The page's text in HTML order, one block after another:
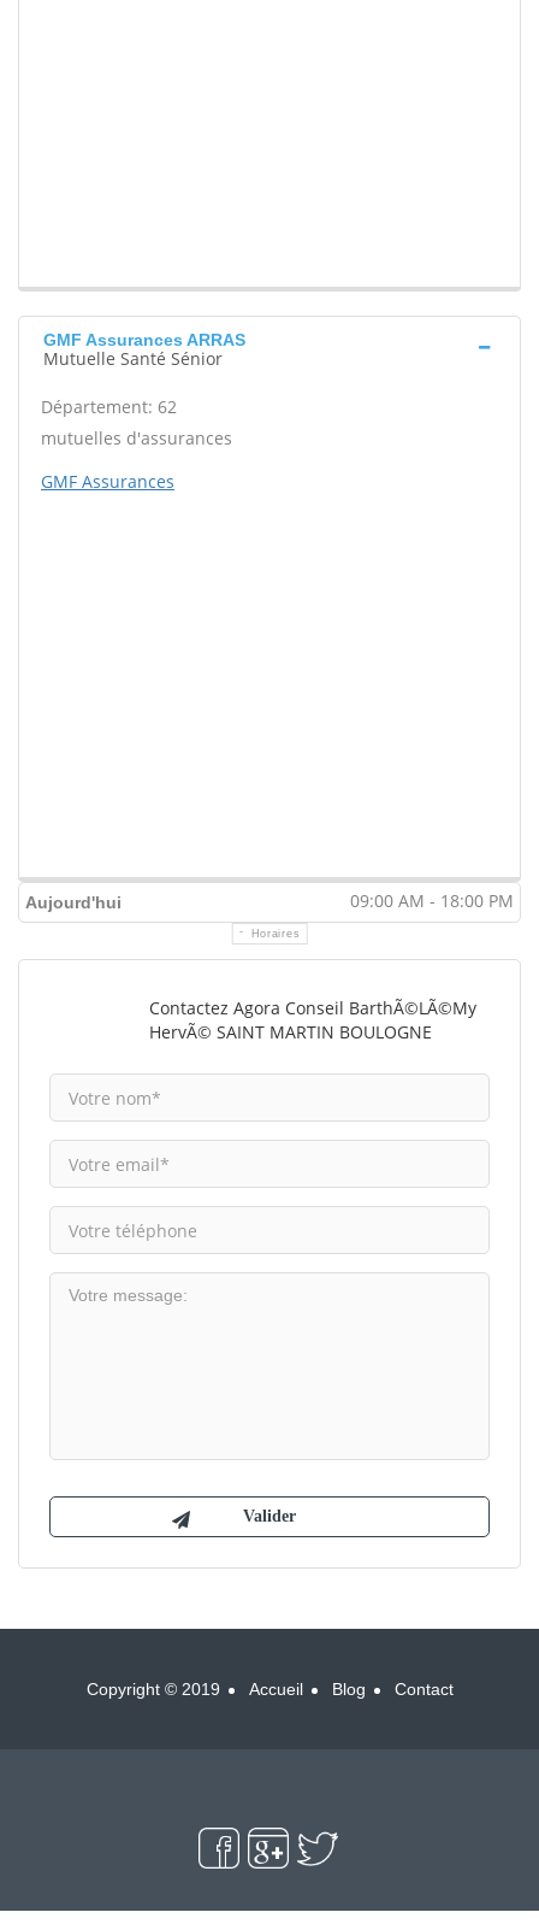
GMF Assurances ARRAS
Mutuelle Santé Sénior
Département: 62
mutuelles d'assurances
GMF Assurances
Aujourd'hui 09:00 AM - 18:00 PM
Horaires
Contactez Agora Conseil BarthÃ©lÃ©my
HervÃ© SAINT MARTIN BOULOGNE
Copyright © 2019 Accueil Blog Contact